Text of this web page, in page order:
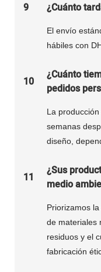
9 ¿Cuánto
El envío
hábiles con
10
¿Cuánto
pedidos
La
semanas
diseño,
11
¿Sus
medio
Priorizamos
de materiales
residuos y el
fabricación